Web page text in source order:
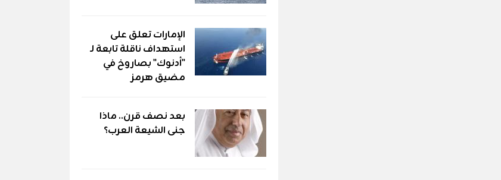
الإمارات تعلق على
استهداف ناقلة تابعة لـ
"أدنوك" بصاروخ في
مضيق هرمز
بعد نصف قرن.. ماذا
جنى الشيعة العرب؟